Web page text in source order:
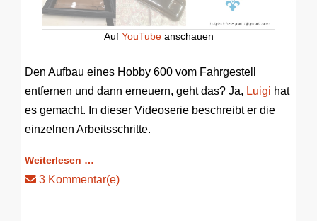
Auf YouTubeanschauen
Den Aufbau eines Hobby 600 vom Fahrgestell
entfernen und dann erneuern, geht das? Ja, Luigi hat
es gemacht. In dieser Videoserie beschreibt er die
einzelnen Arbeitsschritte.
Weiterlesen …
3 Kommentar(e)